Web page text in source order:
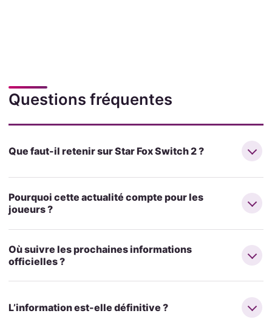
Questions fréquentes
Que faut-il retenir sur Star Fox Switch 2 ?
Pourquoi cette actualité compte pour les
joueurs ?
Où suivre les prochaines informations
officielles ?
L’information est-elle définitive ?